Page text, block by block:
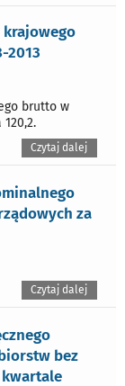
2013
brutto w
Czytaj dalej
za
Czytaj dalej
bez
kwartale